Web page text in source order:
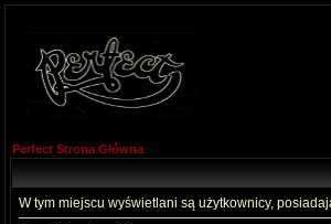
Perfect Strona Główna
W tym miejscu wyświetlani są użytkownicy,